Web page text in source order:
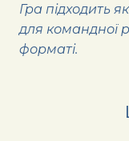
Гра підходить
для командної
форматі.